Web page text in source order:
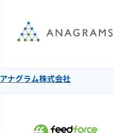
アナグラム株式会社